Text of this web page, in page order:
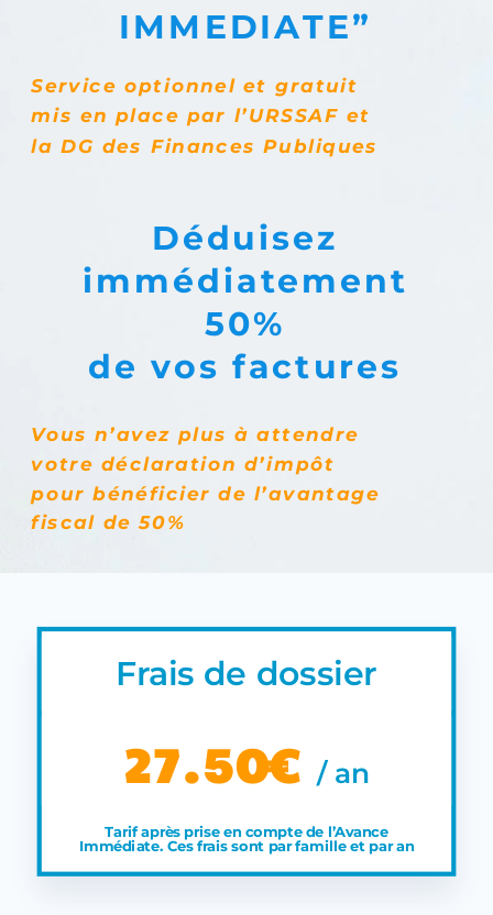
IMMEDIATE”
Service optionnel et gratuit
mis en place par l’URSSAF et
la DG des Finances Publiques
Déduisez
immédiatement
50%
de vos factures
Vous n’avez plus àattendre
votre déclaration d’impôt
pour bénéficier de l’avantage
fiscal de 50%
Frais de dossier
27.50€ /an
Tarif après prise en compte de l’Avance
Immédiate. Ces frais sont par famille et par an